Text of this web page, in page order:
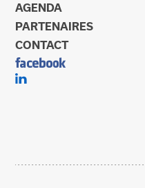
AGENDA
PARTENAIRES
CONTACT